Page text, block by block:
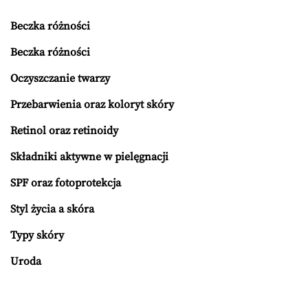
Beczka różności
Beczka różności
Oczyszczanie twarzy
Przebarwienia oraz koloryt skóry
Retinol oraz retinoidy
Składniki aktywne w pielęgnacji
SPF oraz fotoprotekcja
Styl życia a skóra
Typy skóry
Uroda